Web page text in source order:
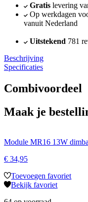
Gratislevering
Op werkdagen
vanuit Nederland
Uitstekend 781
Beschrijving
Specificaties
Combivoordeel
Maak je
Module MR16 13W
€ 34,95
Toevoegen favoriet
Bekijk favoriet